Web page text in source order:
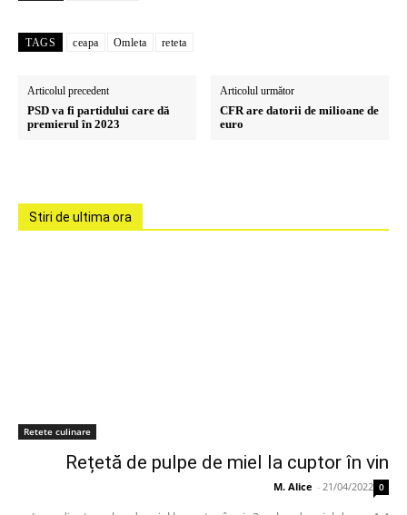
TAGS ceapa Omleta reteta
Articolul precedent
PSD va fi partidului care dă
premierul în 2023
Articolul următor
CFR are datorii de milioane de
euro
Stiri de ultima ora
Retete culinare
Rețetă de pulpe de miel la cuptor în vin
M. Alice - 21/04/2022 0